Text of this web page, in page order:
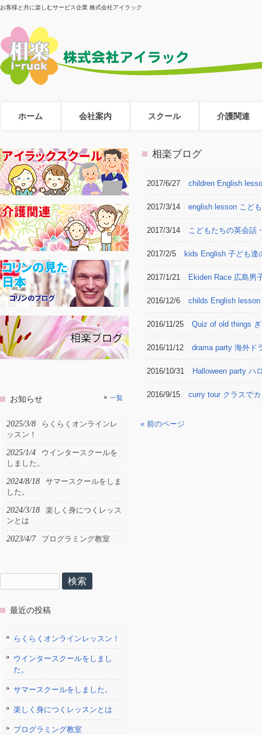
お客様と共に楽しむサービス企業 株式会社アイラック
ホーム 会社案内 スクール 介護関連
相楽ブログ
2017/6/27 children English
2017/3/14 english lesson こど
2017/3/14 こどもたちの英会話
2017/2/5 kids English 子ども
2017/1/21 Ekiden Race 広島
2016/12/6 childs English
2016/11/25 Quiz of old things
2016/11/12 drama party 海外ド
2016/10/31 Halloween party ハ
2016/9/15 curry tour クラスで
« 前のページ
お知らせ 一覧
2025/3/8
らくらくオンラインレ
ッスン！
2025/1/4
ウインタースクールを
しました。
2024/8/18
サマースクールをしま
した。
2024/3/18
楽しく身につくレッス
ンとは
2023/4/7 プログラミング教室
索:
最近の投稿
らくらくオンラインレッスン！
ウインタースクールをしまし
た。
サマースクールをしました。
楽しく身につくレッスンとは
プログラミング教室